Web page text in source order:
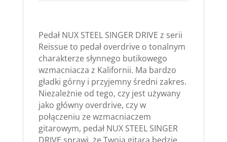
Pedał NUX STEEL SINGER DRIVE z serii
Reissue to pedał overdrive o tonalnym
charakterze słynnego butikowego
wzmacniacza z Kalifornii. Ma bardzo
gładki górny i przyjemny średni zakres.
Niezależnie od tego, czy jest używany
jako główny overdrive, czy w
połączeniu ze wzmacniaczem
gitarowym, pedał NUX STEEL SINGER